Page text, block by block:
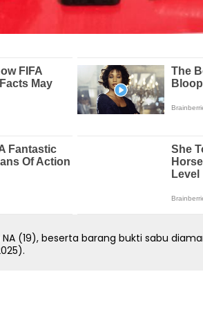
(19), beserta barang bukti sabu